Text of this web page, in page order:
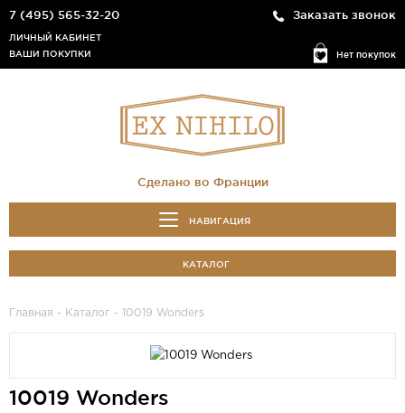
7 (495) 565-32-20 Заказать звонок
Нет покупок
ЛИЧНЫЙ КАБИНЕТ
ВАШИ ПОКУПКИ
Сделано во Франции
НАВИГАЦИЯ
КАТАЛОГ
Главная - Каталог - 10019 Wonders
10019 Wonders